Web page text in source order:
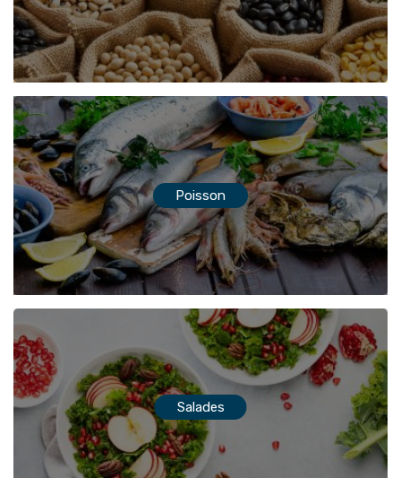
Poisson
Salades